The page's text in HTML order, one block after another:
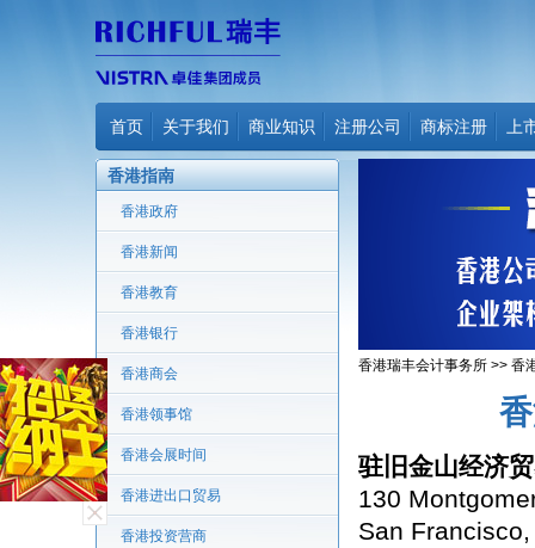
首页 关于我们 商业知识 注册公司 商标注册 上
香港指南
香港政府
香港新闻
香港教育
香港银行
香港商会
香港领事馆
香港会展时间
香港进出口贸易
香港投资营商
香港瑞丰会计事务所 >> 香
驻旧金山经济
130
San